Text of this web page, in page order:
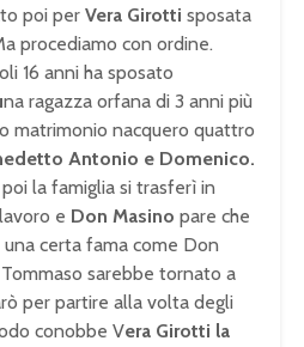
poi per Vera Girotti sposata
procediamo con ordine.
16 anni ha sposato
na ragazza orfana di 3 anni più
matrimonio nacquero quattro
Antonio e Domenico.
la famiglia si trasferì in
e Don Masino pare che
certa fama come Don
sarebbe tornato a
per partire alla volta degli
conobbe Vera Girotti la